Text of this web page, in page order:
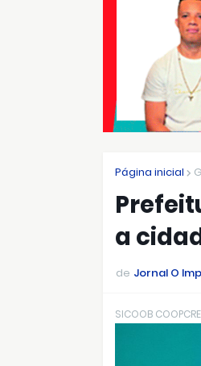
Página inicial
a
de Jornal O
SICOOB